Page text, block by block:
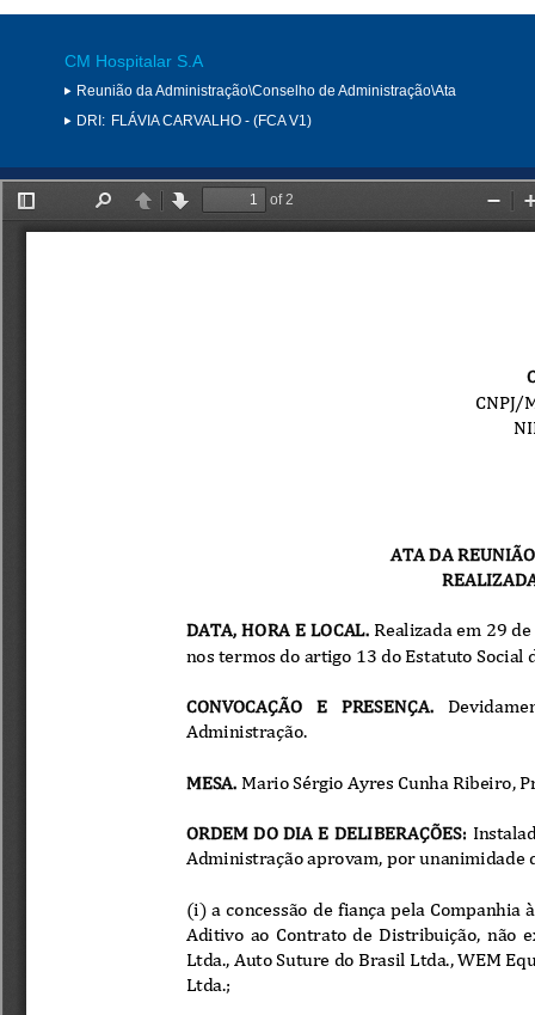
CM Hospitalar S.A
Reunião da Administração\Conselho de Administração\Ata
DRI: FLÁVIA CARVALHO - (FCA V1)